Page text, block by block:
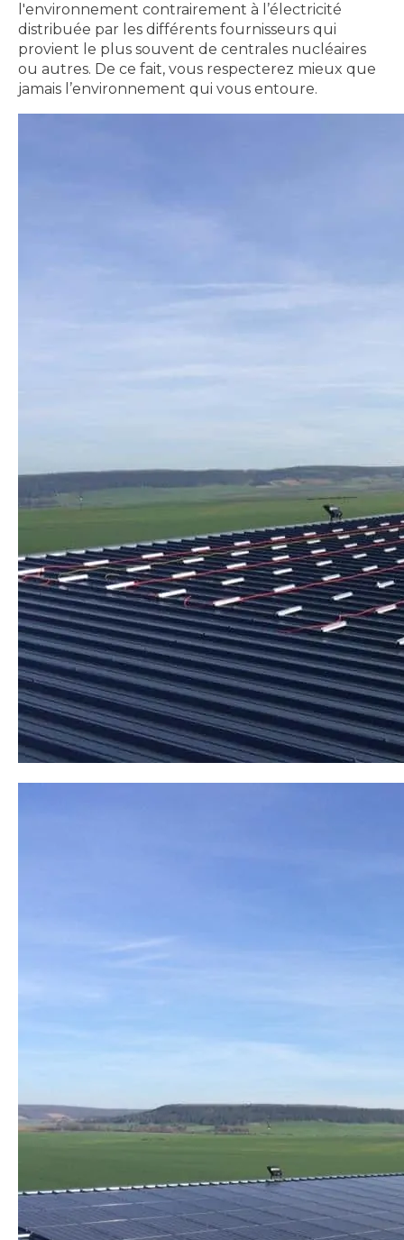
l'environnement contrairement à l’électricité
distribuée par les différents fournisseurs qui
provient le plus souvent de centrales nucléaires
ou autres. De ce fait, vous respecterez mieux que
jamais l’environnement qui vous entoure.